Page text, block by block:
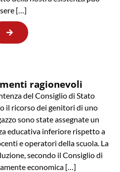
[…]
ragionevoli
del Consiglio di Stato
il ricorso dei genitori di uno
sono state assegnate un
educativa inferiore rispetto a
e operatori della scuola. La
secondo il Consiglio di
economica […]